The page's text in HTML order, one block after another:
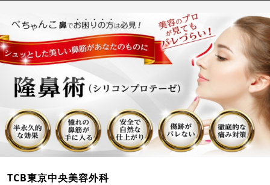
TCB東京中央美容外科